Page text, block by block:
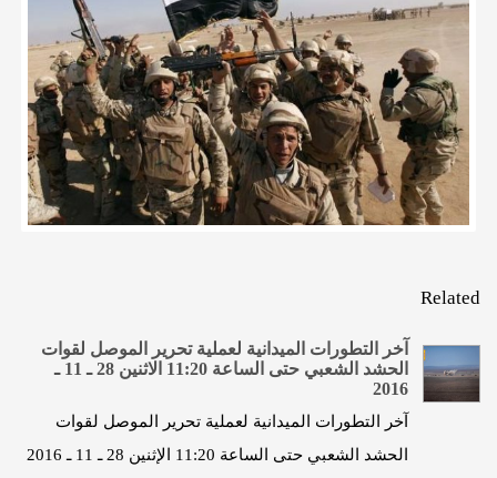
Related
آخر التطورات الميدانية لعملية تحرير الموصل لقوات
الحشد الشعبي حتى الساعة 11:20 الاثنين 28 ـ 11 ـ
2016
آخر التطورات الميدانية لعملية تحرير الموصل لقوات
الحشد الشعبي حتى الساعة 11:20 الإثنين 28 ـ 11 ـ 2016